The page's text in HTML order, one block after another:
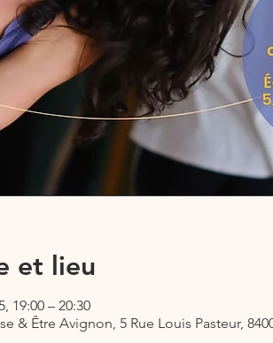
et lieu
19:00 – 20:30
& Être Avignon, 5 Rue Louis Pasteur,